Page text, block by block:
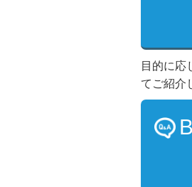
目的に応
てご紹介